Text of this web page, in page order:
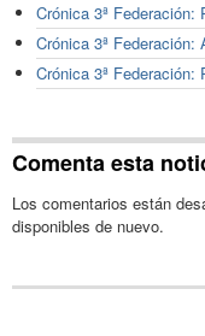
Crónica 3ª
Crónica 3ª Federación:
Crónica 3ª
Comenta esta
Los comentarios están
disponibles de nuevo.